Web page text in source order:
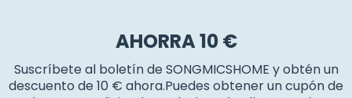
AHORRA 10 €
Suscríbete al boletín de SONGMICSHOME y obtén un
descuento de 10 € ahora.Puedes obtener un cupón de